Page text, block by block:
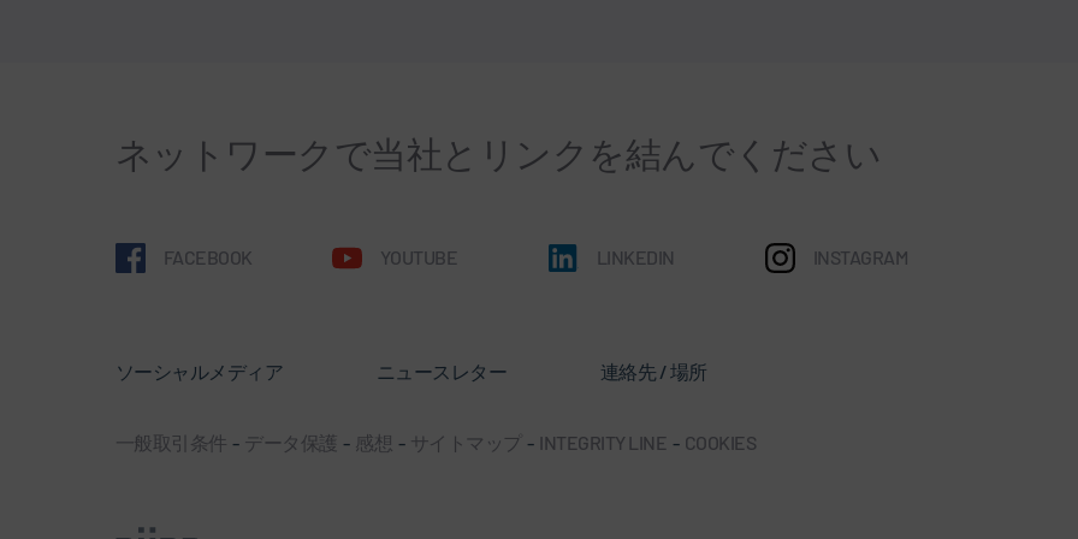
ネットワークで当社とリンクを結んでください
FACEBOOK YOUTUBE LINKEDIN INSTAGRAM
ソーシャルメディア ニュースレター 連絡先 / 場所
一般取引条件 - データ保護 - 感想 - サイトマップ - INTEGRITY LINE - COOKIES